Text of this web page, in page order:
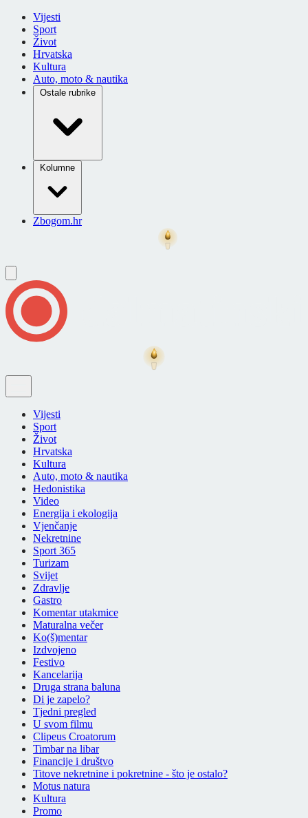
Vijesti
Sport
Život
Hrvatska
Kultura
Auto, moto & nautika
Ostale rubrike
Kolumne
Zbogom.hr
Vijesti
Sport
Život
Hrvatska
Kultura
Auto, moto & nautika
Hedonistika
Video
Energija i ekologija
Vjenčanje
Nekretnine
Sport 365
Turizam
Svijet
Zdravlje
Gastro
Komentar utakmice
Maturalna večer
Ko(š)mentar
Izdvojeno
Festivo
Kancelarija
Druga strana baluna
Di je zapelo?
Tjedni pregled
U svom filmu
Clipeus Croatorum
Timbar na libar
Financije i društvo
Titove nekretnine i pokretnine - što je ostalo?
Motus natura
Kultura
Promo